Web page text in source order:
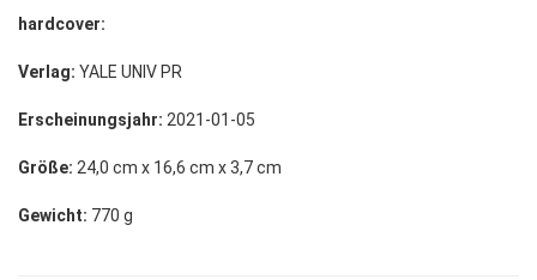
hardcover:
Verlag: YALE UNIV PR
Erscheinungsjahr: 2021-01-05
Größe: 24,0 cm x 16,6 cm x 3,7 cm
Gewicht: 770 g